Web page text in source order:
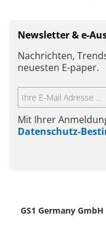
Newsletter & e-
Nachrichten,
neuesten E-paper.
Mit Ihrer
Datenschutz-
GS1 Germany GmbH